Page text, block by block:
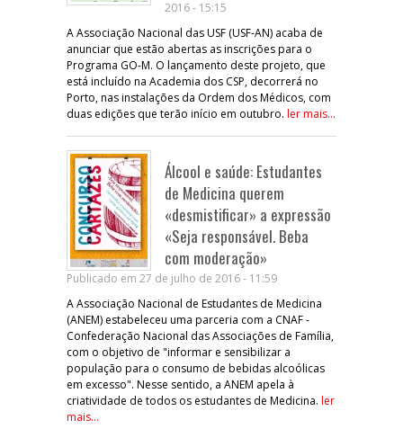
2016 - 15:15
A Associação Nacional das USF (USF-AN) acaba de
anunciar que estão abertas as inscrições para o
Programa GO-M. O lançamento deste projeto, que
está incluído na Academia dos CSP, decorrerá no
Porto, nas instalações da Ordem dos Médicos, com
duas edições que terão início em outubro. ler mais...
Álcool e saúde: Estudantes
de Medicina querem
«desmistificar» a expressão
«Seja responsável. Beba
com moderação»
Publicado em 27 de julho de 2016 - 11:59
A Associação Nacional de Estudantes de Medicina
(ANEM) estabeleceu uma parceria com a CNAF -
Confederação Nacional das Associações de Família,
com o objetivo de "informar e sensibilizar a
população para o consumo de bebidas alcoólicas
em excesso". Nesse sentido, a ANEM apela à
criatividade de todos os estudantes de Medicina. ler
mais...